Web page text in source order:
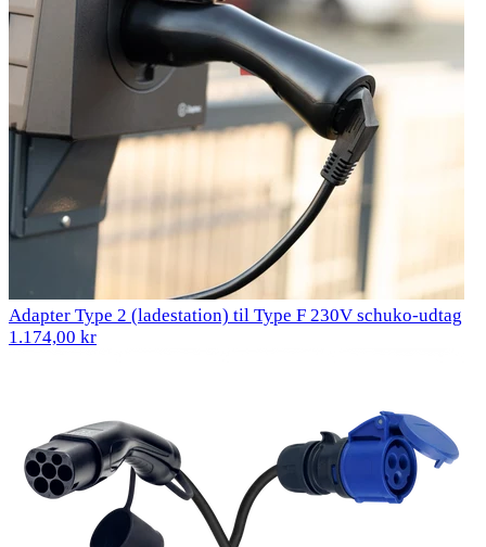
Adapter Type 2 (ladestation) til Type F 230V schuko-udtag
1.174,00 kr